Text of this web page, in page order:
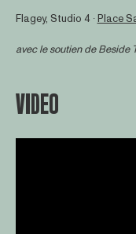
Flagey, Studio 4 ∙Place
avec le soutien deBeside
VIDEO